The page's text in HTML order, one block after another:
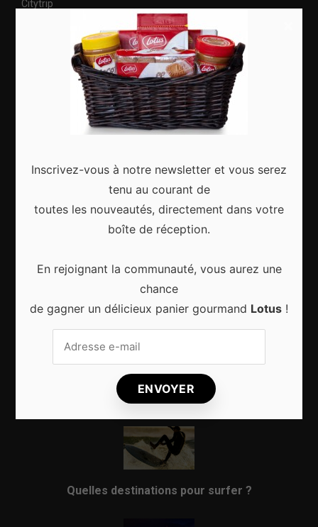
Citytrip
Articles récents
Gagnez le city trip de vos rêves pour Noël 2024
Sport d’hiver, cinq destinations incontournables
8 choses qui vous arrivent en prenant l’avion
Quelles destinations pour surfer ?
Inscrivez-vous à notre newsletter et vous serez
tenu au courant de
toutes les nouveautés, directement dans votre
boîte de réception.
En rejoignant la communauté, vous aurez une
chance
de gagner un délicieux panier gourmand Lotus !